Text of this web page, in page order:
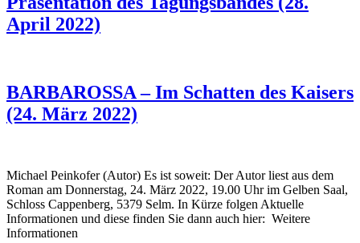
April 2022)
BARBAROSSA – Im Schatten des Kaisers
(24. März 2022)
Michael Peinkofer (Autor) Es ist soweit: Der Autor liest aus dem
Roman am Donnerstag, 24. März 2022, 19.00 Uhr im Gelben Saal,
Schloss Cappenberg, 5379 Selm. In Kürze folgen Aktuelle
Informationen und diese finden Sie dann auch hier: Weitere
Informationen